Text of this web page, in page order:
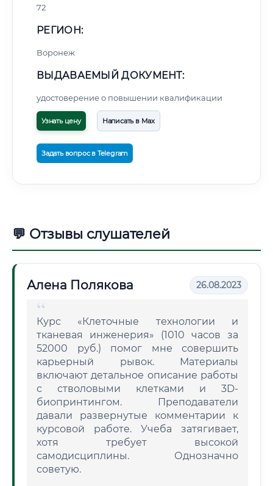
72
РЕГИОН:
Воронеж
ВЫДАВАЕМЫЙ ДОКУМЕНТ:
удостоверение о повышении квалификации
Узнать цену Написать в Max
Задать вопрос в Telegram
💬 Отзывы слушателей
Алена Полякова 26.08.2023
Курс «Клеточные технологии и
тканевая инженерия» (1010 часов за
52000 руб.) помог мне совершить
карьерный рывок. Материалы
включают детальное описание работы
с стволовыми клетками и 3D-
биопринтингом. Преподаватели
давали развернутые комментарии к
курсовой работе. Учеба затягивает,
хотя требует высокой
самодисциплины. Однозначно
советую.